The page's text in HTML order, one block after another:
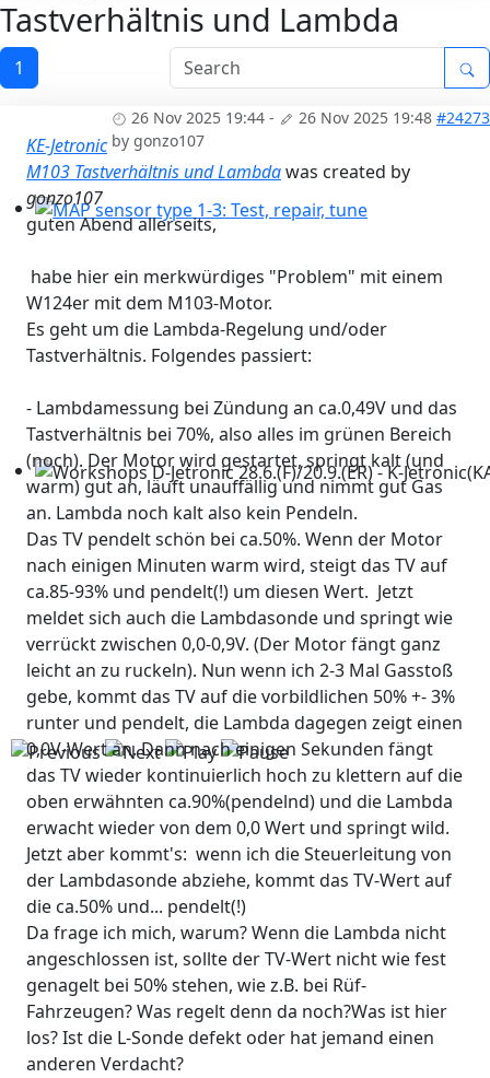
MAP sensor type 1-3: Test, repair, tune
Workshops D-Jetronic 28.6.(F)/20.9.(ER) - K-
Tastverhältnis und Lambda
1
26 Nov 2025 19:44 - 26 Nov 2025 19:48 #24273
by gonzo107
KE-Jetronic
M103 Tastverhältnis und Lambdawas created by
gonzo107
guten Abend allerseits,
habe hier ein merkwürdiges "Problem" mit einem
W124er mit dem M103-Motor.
Es geht um die Lambda-Regelung und/oder
Tastverhältnis. Folgendes passiert:
- Lambdamessung bei Zündung an ca.0,49V und das
Tastverhältnis bei 70%, also alles im grünen Bereich
(noch). Der Motor wird gestartet, springt kalt (und
warm) gut an, läuft unauffällig und nimmt gut Gas
an. Lambda noch kalt also kein Pendeln.
Das TV pendelt schön bei ca.50%. Wenn der Motor
nach einigen Minuten warm wird, steigt das TV auf
ca.85-93% und pendelt(!) um diesen Wert. Jetzt
meldet sich auch die Lambdasonde und springt wie
verrückt zwischen 0,0-0,9V. (Der Motor fängt ganz
leicht an zu ruckeln). Nun wenn ich 2-3 Mal Gasstoß
gebe, kommt das TV auf die vorbildlichen 50% +- 3%
runter und pendelt, die Lambda dagegen zeigt einen
0,0V-Wert an. Dann nach einigen Sekunden fängt
das TV wieder kontinuierlich hoch zu klettern auf die
oben erwähnten ca.90%(pendelnd) und die Lambda
erwacht wieder von dem 0,0 Wert und springt wild.
Jetzt aber kommt's: wenn ich die Steuerleitung von
der Lambdasonde abziehe, kommt das TV-Wert auf
die ca.50% und... pendelt(!)
Da frage ich mich, warum? Wenn die Lambda nicht
angeschlossen ist, sollte der TV-Wert nicht wie fest
genagelt bei 50% stehen, wie z.B. bei Rüf-
Fahrzeugen? Was regelt denn da noch?Was ist hier
los? Ist die L-Sonde defekt oder hat jemand einen
anderen Verdacht?